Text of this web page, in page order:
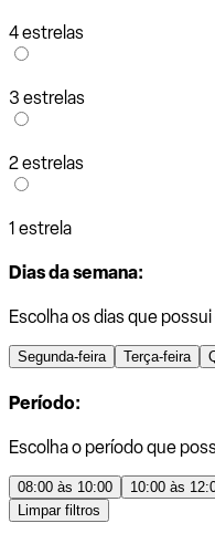
4 estrelas
3 estrelas
2 estrelas
1 estrela
Dias da semana:
Escolha os dias que
Segunda-feira Terça-feira
Período:
Escolha o período que
08:00 às 10:00 10:00 às
Limpar filtros